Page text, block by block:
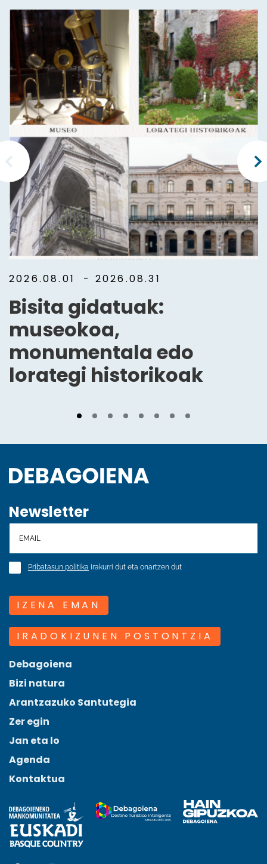
2026.08.01 - 2026.08.31
Bisita gidatuak:
museokoa,
monumentala edo
lorategi historikoak
Newsletter
Pribatasun politika irakurri dut eta onartzen dut
IZENA EMAN
IRADOKIZUNEN POSTONTZIA
Debagoiena
Bizi natura
Arantzazuko Santutegia
Zer egin
Jan eta lo
Agenda
Kontaktua